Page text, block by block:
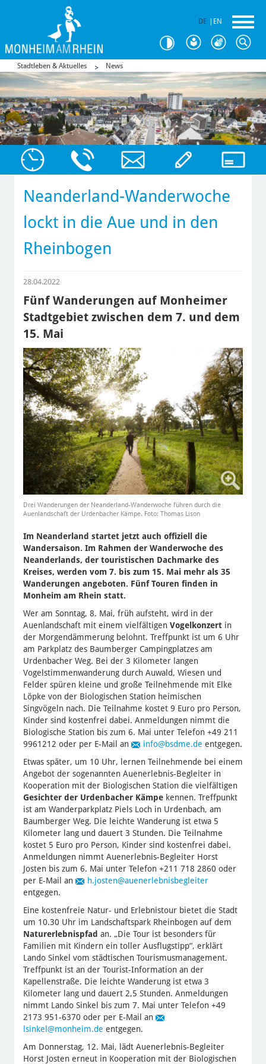
DE EN
Stadtleben & Aktuelles News
Neanderland-Wanderwoche
lockt in die Aue und in den
Rheinbogen
28.04.2022
Fünf Wanderungen auf Monheimer
Stadtgebiet zwischen dem 7. und dem
15. Mai
Drei Wanderungen der Neanderland-Wanderwoche führen durch die
Auenlandschaft der Urdenbacher Kämpe. Foto: Thomas Lison
Im Neanderland startet jetzt auch offiziell die
Wandersaison. Im Rahmen der Wanderwoche des
Neanderlands, der touristischen Dachmarke des
Kreises, werden vom 7. bis zum 15. Mai mehr als 35
Wanderungen angeboten. Fünf Touren finden in
Monheim am Rhein statt.
Wer am Sonntag, 8. Mai, früh aufsteht, wird in der
Auenlandschaft mit einem vielfältigen Vogelkonzertin
der Morgendämmerung belohnt. Treffpunkt ist um 6 Uhr
am Parkplatz des Baumberger Campingplatzes am
Urdenbacher Weg. Bei der 3 Kilometer langen
Vogelstimmenwanderung durch Auwald, Wiesen und
Felder spüren kleine und große Teilnehmende mit Elke
Löpke von der Biologischen Station heimischen
Singvögeln nach. Die Teilnahme kostet 9 Euro pro Person,
Kinder sind kostenfrei dabei. Anmeldungen nimmt die
Biologische Station bis zum 6. Mai unter Telefon +49 211
9961212 oder per E-Mail an
info@bsdme.de entgegen.
Etwas später, um 10 Uhr, lernen Teilnehmende bei einem
Angebot der sogenannten Auenerlebnis-Begleiter in
Kooperation mit der Biologischen Station die vielfältigen
Gesichter der Urdenbacher Kämpekennen. Treffpunkt
ist am Wanderparkplatz Piels Loch in Urdenbach, am
Baumberger Weg. Die leichte Wanderung ist etwa 5
Kilometer lang und dauert 3 Stunden. Die Teilnahme
kostet 5 Euro pro Person, Kinder sind kostenfrei dabei.
Anmeldungen nimmt Auenerlebnis-Begleiter Horst
Josten bis zum 6. Mai unter Telefon +211 718 2860 oder
per E-Mail an
h.josten@auenerlebnisbegleiter
entgegen.
Eine kostenfreie Natur- und Erlebnistour bietet die Stadt
um 10.30 Uhr im Landschaftspark Rheinbogen auf dem
Naturerlebnispfad an. „Die Tour ist besonders für
Familien mit Kindern ein toller Ausflugstipp“, erklärt
Lando Sinkel vom städtischen Tourismusmanagement.
Treffpunkt ist an der Tourist-Information an der
Kapellenstraße. Die leichte Wanderung ist etwa 3
Kilometer lang und dauert 2,5 Stunden. Anmeldungen
nimmt Lando Sinkel bis zum 7. Mai unter Telefon +49
2173 951-6370 oder per E-Mail an
lsinkel @monheim.de entgegen.
Am Donnerstag, 12. Mai, lädt Auenerlebnis-Begleiter
Horst Josten erneut in Kooperation mit der Biologischen